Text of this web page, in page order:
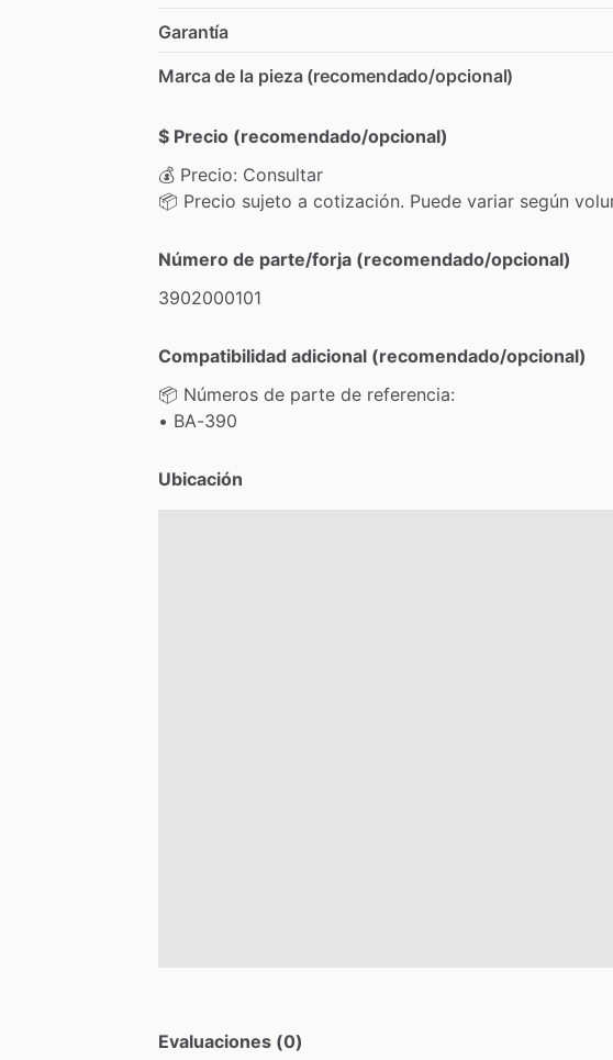
Garantía
Marca de la pieza (recomendado/opcional)
$ Precio (recomendado/opcional)
💰 Precio: Consultar
📦 Precio sujeto a cotización. Puede variar según
Número de parte/forja (recomendado/opcional)
3902000101
Compatibilidad adicional (recomendado/opcional)
📦 Números de parte de referencia:
• BA-390
Ubicación
Evaluaciones (0)